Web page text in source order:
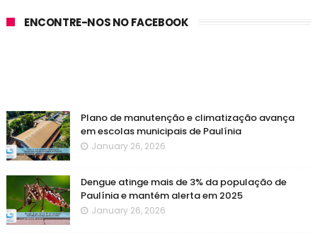
ENCONTRE-NOS NO FACEBOOK
Plano de manutenção e climatização avança
em escolas municipais de Paulínia
January 26, 2026
Dengue atinge mais de 3% da população de
Paulínia e mantém alerta em 2025
January 26, 2026